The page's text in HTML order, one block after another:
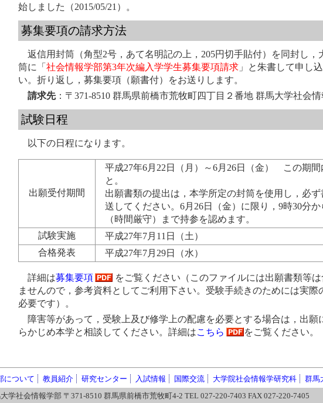
始しました（2015/05/21）。
募集要項の請求方法
返信用封筒（角型2号，あて名明記の上，205円切手貼付）を同封し，
筒に「 社会情報学部第3年次編入学学生募集要項請求 」と朱書して申し
い。折り返し，募集要項（願書付）をお送りします。
請求先：〒371-8510 群馬県前橋市荒牧町四丁目２番地 群馬大学社会
試験日程
以下の日程になります。
出願受付期間
平成27年6月22日（月）～6月26日（金） この期間
と。
出願書類の提出は，本学所定の封筒を使用し，必
送してください。6月26日（金）に限り，9時30分か
（時間厳守）まで持参を認めます。
試験実施
平成27年7月11日（土）
合格発表
平成27年7月29日（水）
詳細は募集要項
をご覧ください（このファイルには出願書類等は
ませんので，参考資料としてご利用下さい。受験手続きのためには実際
必要です）。
障害等があって，受験上及び修学上の配慮を必要とする場合は，出願
らかじめ本学と相談してください。詳細はこちら をご覧ください。
について 教員紹介 研究センター 入試情報 国際交流 大学院社会情報学研究科
群馬
学社会情報学部 〒371-8510 群馬県前橋市荒牧町4-2 TEL 027-220-7403 FAX 027-220-7405